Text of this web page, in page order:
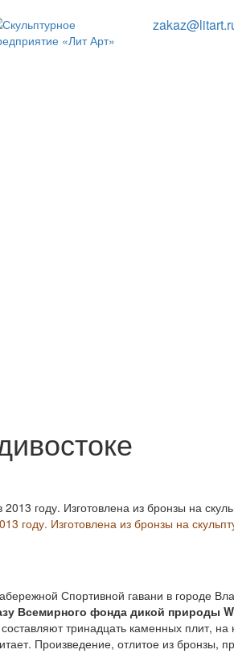
году. Изготовлена из бронзы на
Спортивной гавани в городе
Всемирного фонда дикой природы
тринадцать каменных плит,
Произведение, отлитое из бронзы,